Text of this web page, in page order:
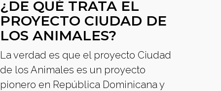
¿DE QUÉ TRATA EL
PROYECTO CIUDAD DE
LOS ANIMALES?
La verdad es que el proyecto Ciudad
de los Animales es un proyecto
pionero en República Dominicana y